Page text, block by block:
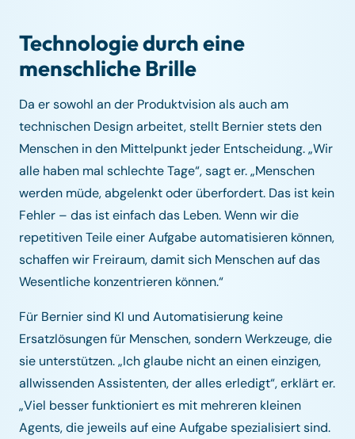
Technologie durch eine
menschliche Brille
Da er sowohl an der Produktvision als auch am
technischen Design arbeitet, stellt Bernier stets den
Menschen in den Mittelpunkt jeder Entscheidung. „Wir
alle haben mal schlechte Tage“, sagt er. „Menschen
werden müde, abgelenkt oder überfordert. Das ist kein
Fehler – das ist einfach das Leben. Wenn wir die
repetitiven Teile einer Aufgabe automatisieren können,
schaffen wir Freiraum, damit sich Menschen auf das
Wesentliche konzentrieren können.“
Für Bernier sind KI und Automatisierung keine
Ersatzlösungen für Menschen, sondern Werkzeuge, die
sie unterstützen. „Ich glaube nicht an einen einzigen,
allwissenden Assistenten, der alles erledigt“, erklärt er.
„Viel besser funktioniert es mit mehreren kleinen
Agents, die jeweils auf eine Aufgabe spezialisiert sind.